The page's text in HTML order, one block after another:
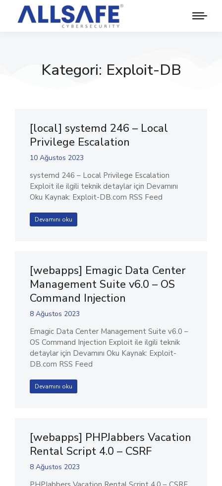
Kategori: Exploit-DB
[local] systemd 246 – Local
Privilege Escalation
10 Ağustos 2023
systemd 246 – Local Privilege Escalation
Exploit ile ilgili teknik detaylar için Devamını
Oku Kaynak: Exploit-DB.com RSS Feed
Devamını oku
[webapps] Emagic Data Center
Management Suite v6.0 – OS
Command Injection
8 Ağustos 2023
Emagic Data Center Management Suite v6.0 –
OS Command Injection Exploit ile ilgili teknik
detaylar için Devamını Oku Kaynak: Exploit-
DB.com RSS Feed
Devamını oku
[webapps] PHPJabbers Vacation
Rental Script 4.0 – CSRF
8 Ağustos 2023